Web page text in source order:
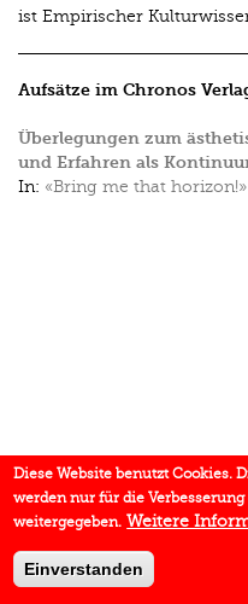
ist Empirischer
Aufsätze im Chronos
Überlegungen zum
und Erfahren als
In: «Bring me that horizon!»
Diese Website benutzt Cookies.
werden nur für die
weitergegeben. Weitere
Einverstanden